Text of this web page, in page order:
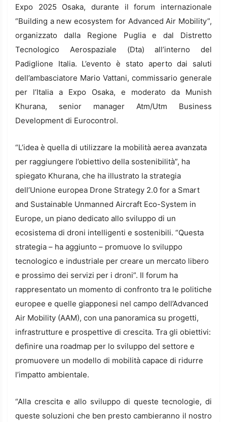
Expo 2025 Osaka, durante il forum internazionale
“Building a new ecosystem for Advanced Air Mobility”,
organizzato dalla Regione Puglia e dal Distretto
Tecnologico Aerospaziale (Dta) all’interno del
Padiglione Italia. L’evento è stato aperto dai saluti
dell’ambasciatore Mario Vattani, commissario generale
per l’Italia a Expo Osaka, e moderato da Munish
Khurana, senior manager Atm/Utm Business
Development di Eurocontrol.
“L’idea è quella di utilizzare la mobilità aerea avanzata
per raggiungere l’obiettivo della sostenibilità”, ha
spiegato Khurana, che ha illustrato la strategia
dell’Unione europea Drone Strategy 2.0 for a Smart
and Sustainable Unmanned Aircraft Eco-System in
Europe, un piano dedicato allo sviluppo di un
ecosistema di droni intelligenti e sostenibili. “Questa
strategia – ha aggiunto – promuove lo sviluppo
tecnologico e industriale per creare un mercato libero
e prossimo dei servizi per i droni”. Il forum ha
rappresentato un momento di confronto tra le politiche
europee e quelle giapponesi nel campo dell’Advanced
Air Mobility (AAM), con una panoramica su progetti,
infrastrutture e prospettive di crescita. Tra gli obiettivi:
definire una roadmap per lo sviluppo del settore e
promuovere un modello di mobilità capace di ridurre
l’impatto ambientale.
“Alla crescita e allo sviluppo di queste tecnologie, di
queste soluzioni che ben presto cambieranno il nostro